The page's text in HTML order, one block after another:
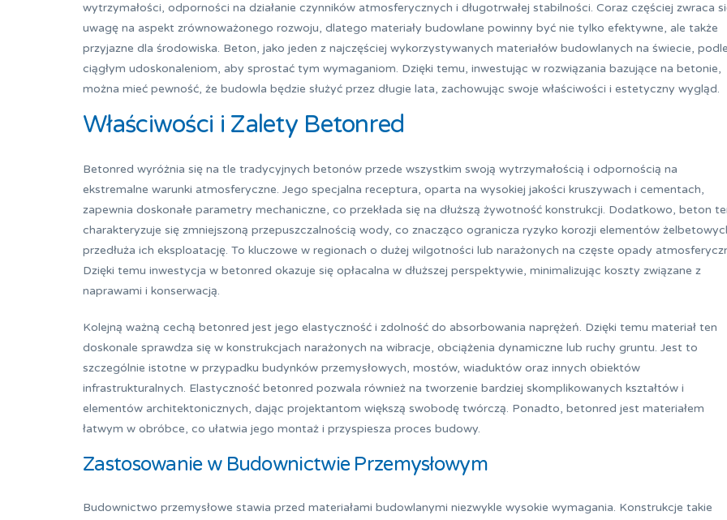
wytrzymałości, odporności na działanie czynników atmosferycznych i długotrwałej stabilności. Coraz częściej zwraca
uwagę na aspekt zrównoważonego rozwoju, dlatego materiały budowlane powinny być nie tylko efektywne, ale także
przyjazne dla środowiska. Beton, jako jeden z najczęściej wykorzystywanych materiałów budowlanych na świecie,
ciągłym udoskonaleniom, aby sprostać tym wymaganiom. Dzięki temu, inwestując w rozwiązania bazujące na betonie,
można mieć pewność, że budowla będzie służyć przez długie lata, zachowując swoje właściwości i estetyczny wygląd.
Właściwości i Zalety Betonred
Betonred wyróżnia się na tle tradycyjnych betonów przede wszystkim swoją wytrzymałością i odpornością na
ekstremalne warunki atmosferyczne. Jego specjalna receptura, oparta na wysokiej jakości kruszywach i cementach,
zapewnia doskonałe parametry mechaniczne, co przekłada się na dłuższą żywotność konstrukcji. Dodatkowo, beton
charakteryzuje się zmniejszoną przepuszczalnością wody, co znacząco ogranicza ryzyko korozji elementów
przedłuża ich eksploatację. To kluczowe w regionach o dużej wilgotności lub narażonych na częste opady
Dzięki temu inwestycja w betonred okazuje się opłacalna w dłuższej perspektywie, minimalizując koszty związane z
naprawami i konserwacją.
Kolejną ważną cechą betonred jest jego elastyczność i zdolność do absorbowania naprężeń. Dzięki temu materiał ten
doskonale sprawdza się w konstrukcjach narażonych na wibracje, obciążenia dynamiczne lub ruchy gruntu. Jest to
szczególnie istotne w przypadku budynków przemysłowych, mostów, wiaduktów oraz innych obiektów
infrastrukturalnych. Elastyczność betonred pozwala również na tworzenie bardziej skomplikowanych kształtów i
elementów architektonicznych, dając projektantom większą swobodę twórczą. Ponadto, betonred jest materiałem
łatwym w obróbce, co ułatwia jego montaż i przyspiesza proces budowy.
Zastosowanie w Budownictwie Przemysłowym
Budownictwo przemysłowe stawia przed materiałami budowlanymi niezwykle wysokie wymagania. Konstrukcje takie